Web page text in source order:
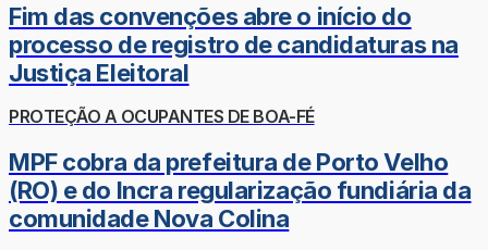
Fim das convenções abre o início do
processo de registro de candidaturas na
Justiça Eleitoral
PROTEÇÃO A OCUPANTES DE BOA-FÉ
MPF cobra da prefeitura de Porto Velho
(RO) e do Incra regularização fundiária da
comunidade Nova Colina